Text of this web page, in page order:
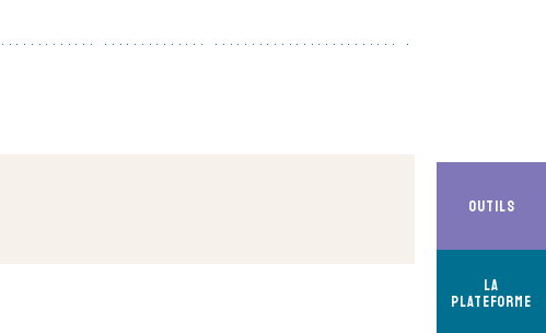
Outils
La
Plateforme